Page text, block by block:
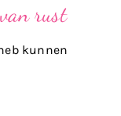
rust
kunnen